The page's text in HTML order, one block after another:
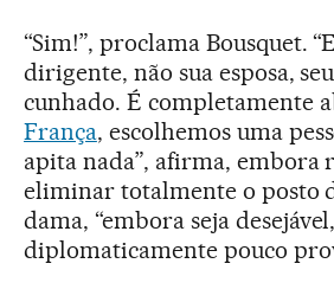
“Sim!”, proclama Bousquet.
dirigente, não sua esposa,
cunhado. É completamente
França, escolhemos uma
apita nada”, afirma, embora
eliminar totalmente o posto
dama, “embora seja
diplomaticamente pouco